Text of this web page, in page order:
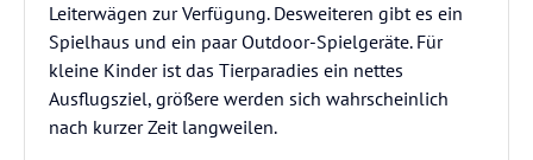
Leiterwägen zur Verfügung. Desweiteren gibt es ein
Spielhaus und ein paar Outdoor-Spielgeräte. Für
kleine Kinder ist das Tierparadies ein nettes
Ausflugsziel, größere werden sich wahrscheinlich
nach kurzer Zeit langweilen.